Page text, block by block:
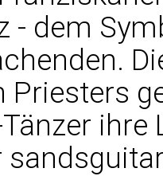
- dem
Priesters